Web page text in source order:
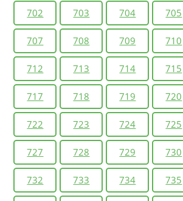
702 703 704 705
707 708 709 710
712 713 714 715
717 718 719 720
722 723 724 725
727 728 729 730
732 733 734 735